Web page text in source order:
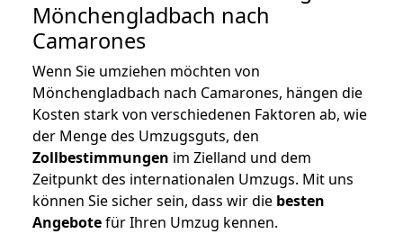
Mönchengladbach nach
Camarones
Wenn Sie umziehen möchten von
Mönchengladbach nach Camarones, hängen die
Kosten stark von verschiedenen Faktoren ab, wie
der Menge des Umzugsguts, den
Zollbestimmungen im Zielland und dem
Zeitpunkt des internationalen Umzugs. Mit uns
können Sie sicher sein, dass wir die besten
Angebotefür Ihren Umzug kennen.